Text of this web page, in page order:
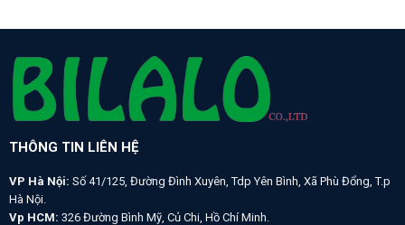
THÔNG TIN LIÊN HỆ
VP Hà Nội: Số 41/125, Đường Đình Xuyên, Tdp Yên Bình, Xã Phù Đổng, T.p
Hà Nội.
Vp HCM: 326 Đường Bình Mỹ, Củ Chi, Hồ Chí Minh.